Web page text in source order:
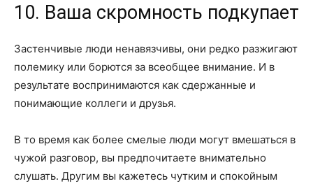
10. Ваша скромность подкупает
Застенчивые люди ненавязчивы, они редко разжигают
полемику или борются за всеобщее внимание. И в
результате воспринимаются как сдержанные и
понимающие коллеги и друзья.
В то время как более смелые люди могут вмешаться в
чужой разговор, вы предпочитаете внимательно
слушать. Другим вы кажетесь чутким и спокойным